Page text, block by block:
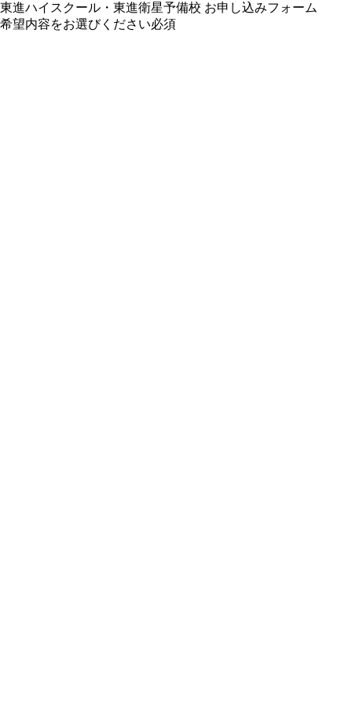
東進ハイスクール・東進衛星予備校 お申し込みフォーム
希望内容をお選びください必須